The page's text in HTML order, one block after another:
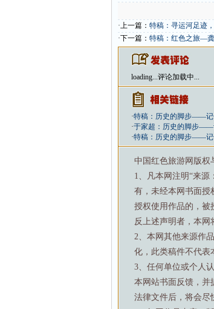
·上一篇： 特稿：寻运河足迹
·下一篇： 特稿：红色之旅—龚
loading...评论加载中...
·特稿：历史的脚步——记
·于家超：历史的脚步——
·特稿：历史的脚步——记
中国红色旅游网版权
1、凡本网注明“来
有，未经本网书面授
授权使用作品的，被
反上述声明者，本网
2、本网其他来源作
化，此类稿件不代表
3、任何单位或个人
本网站书面反馈，并
法律文件后，将会尽